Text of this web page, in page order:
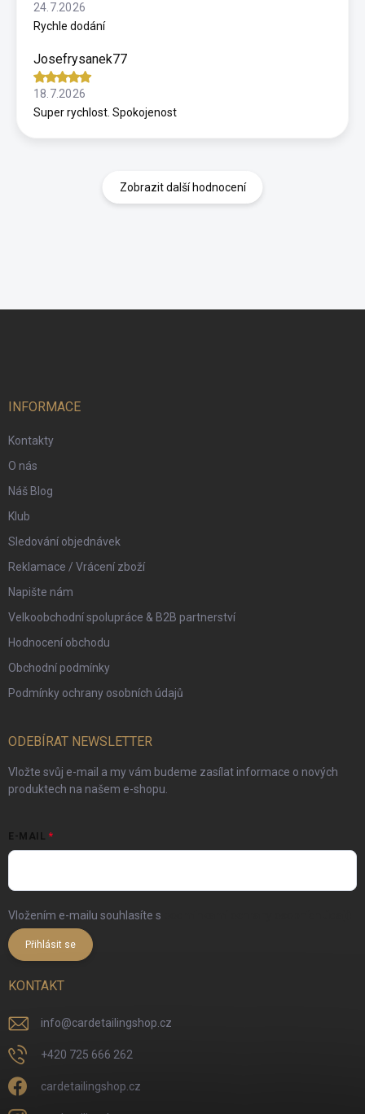
24.7.2026
Rychle dodání
Josefrysanek77
18.7.2026
Super rychlost. Spokojenost
Zobrazit další hodnocení
INFORMACE
Kontakty
O nás
Náš Blog
Klub
Sledování objednávek
Reklamace / Vrácení zboží
Napište nám
Velkoobchodní spolupráce & B2B partnerství
Hodnocení obchodu
Obchodní podmínky
Podmínky ochrany osobních údajů
ODEBÍRAT NEWSLETTER
Vložte svůj e-mail a my vám budeme zasílat informace o nových
produktech na našem e-shopu.
E-MAIL
Vložením e-mailu souhlasíte s
Přihlásit se
KONTAKT
info@cardetailingshop.cz
+420 725 666 262
cardetailingshop.cz